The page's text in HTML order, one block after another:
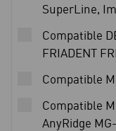
SuperLine,
Compatible
FRIADENT
Compatible
Compatible
AnyRidge